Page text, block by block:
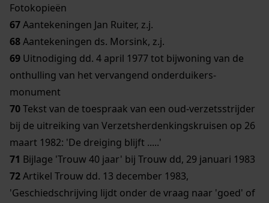
Fotokopieën
67Aantekeningen Jan Ruiter, z.j.
68Aantekeningen ds. Morsink, z.j.
69 Uitnodiging dd. 4 april 1977 tot bijwoning van de
onthulling van het vervangend onderduikers-
monument
70Tekst van de toespraak van een oud-verzetsstrijder
bij de uitreiking van Verzetsherdenkingskruisen op 26
maart 1982: 'De dreiging blijft .....'
71 Bijlage 'Trouw 40 jaar' bij Trouw dd, 29 januari 1983
72Artikel Trouw dd. 13 december 1983,
'Geschiedschrijving lijdt onder de vraag naar 'goed' of